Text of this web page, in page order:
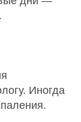
Иногда